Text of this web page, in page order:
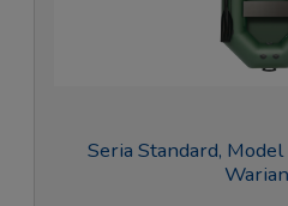
Seria Standard,